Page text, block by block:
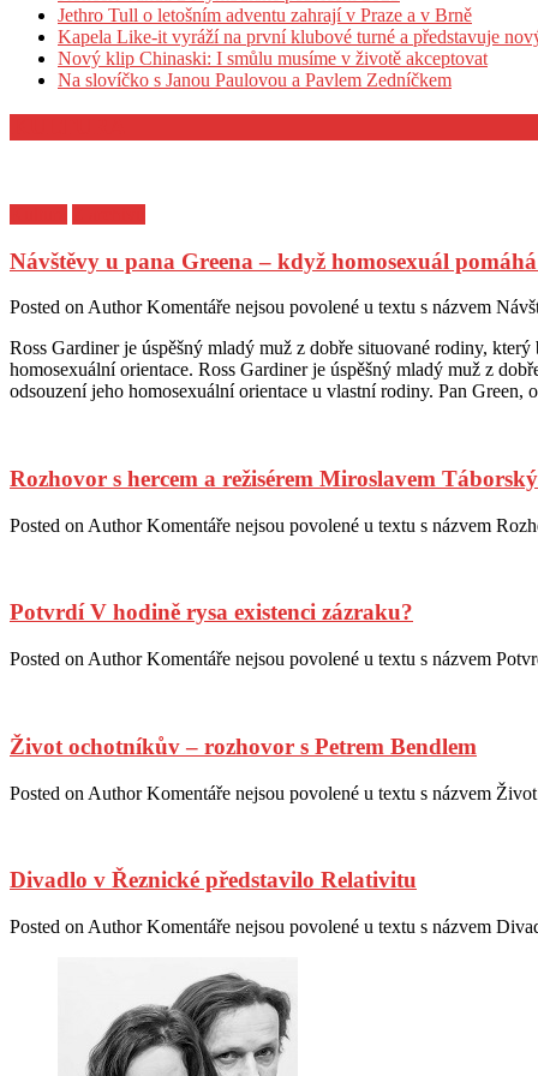
Jethro Tull o letošním adventu zahrají v Praze a v Brně
Kapela Like-it vyráží na první klubové turné a představuje
Nový klip Chinaski: I smůlu musíme v životě akceptovat
Na slovíčko s Janou Paulovou a Pavlem Zedníčkem
Návštěvy u pana Greena – když homosexuál
Posted on Author Komentáře nejsou povolené u textu s názvem
Ross Gardiner je úspěšný mladý muž z dobře situované rodiny,
homosexuální orientace. Ross Gardiner je úspěšný mladý muž z
odsouzení jeho homosexuální orientace u vlastní rodiny. Pan
Rozhovor s hercem a režisérem Miroslavem
Posted on Author Komentáře nejsou povolené u textu s názvem
Potvrdí V hodině rysa existenci zázraku?
Posted on Author Komentáře nejsou povolené u textu s názvem
Život ochotníkův – rozhovor s Petrem Bendlem
Posted on Author Komentáře nejsou povolené u textu s názvem
Divadlo v Řeznické představilo Relativitu
Posted on Author Komentáře nejsou povolené u textu s názvem